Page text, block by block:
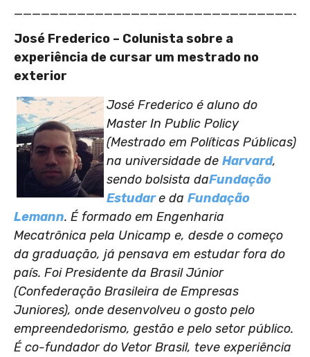
José Frederico – Colunista sobre a
experiência de cursar um mestrado no
exterior
José Frederico é aluno do
Master In Public Policy
(Mestrado em Políticas Públicas)
na universidade de Harvard,
sendo bolsista daFundação
Estudare da Fundação
Lemann. É formado em Engenharia
Mecatrônica pela Unicamp e, desde o começo
da graduação, já pensava em estudar fora do
país. Foi Presidente da Brasil Júnior
(Confederação Brasileira de Empresas
Juniores), onde desenvolveu o gosto pelo
empreendedorismo, gestão e pelo setor público.
É co-fundador do Vetor Brasil, teve experiência